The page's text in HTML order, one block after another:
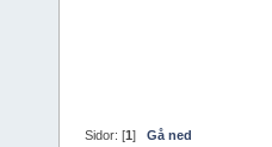
Sidor: [1]Gå ned